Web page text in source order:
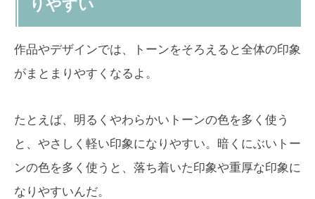
りやすい
作品やデザインでは、トーンをそろえると全体の印象
がまとまりやすくなるよ。
たとえば、明るくやわらかいトーンの色を多く使う
と、やさしく軽い印象になりやすい。暗くにぶいトー
ンの色を多く使うと、落ち着いた印象や重厚な印象に
なりやすいんだ。